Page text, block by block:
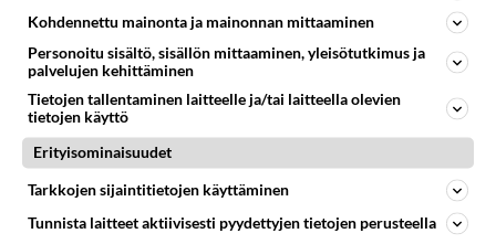
Anonyymi
2024-02-28 08:05:17
Sairaalasänkykin on luotettava mutta en minä sitä
silti kulkuneuvokseni valitsisi. Kuten en
laumasieluisten lampaitten Toyotaakaan.
Äänestä Kommentoi
Kohdennettu mainonta ja mainonnan mittaaminen
Personoitu sisältö, sisällön mittaaminen, yleisötutkimus ja
palvelujen kehittäminen
Tietojen tallentaminen laitteelle ja/tai laitteella olevien
tietojen käyttö
Erityisominaisuudet
Tarkkojen sijaintitietojen käyttäminen
Tunnista laitteet aktiivisesti pyydettyjen tietojen perusteella